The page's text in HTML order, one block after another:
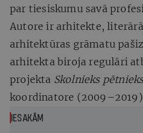
par tiesiskumu savā
Autore ir arhitekte,
arhitektūras grāmatu
arhitekta biroja regulāri
projekta Skolnieks
koordinatore (2009–2019)
IESAKĀM